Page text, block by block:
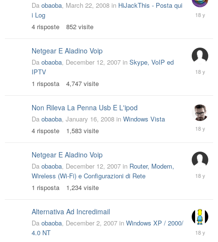
Da obaoba, March 22, 2008 in HiJackThis - Posta qui
i Log
4 risposte 852 visite
March
24,
Netgear E Aladino Voip
Da obaoba, December 12, 2007 in Skype, VoIP ed
IPTV
1 risposta 4,747 visite
January
23,
Non Rileva La Penna Usb E L'ipod
Da obaoba, January 16, 2008 in Windows Vista
4 risposte 1,583 visite
January
19,
Netgear E Aladino Voip
Da obaoba, December 12, 2007 in Router, Modem,
Wireless (Wi-Fi) e Configurazioni di Rete
1 risposta 1,234 visite
12,
Alternativa Ad Incredimail
Da obaoba, December 2, 2007 in Windows XP / 2000/
4.0 NT
3,